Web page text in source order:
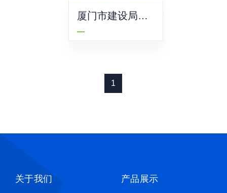
厦门市建设局示
范大楼
1
关于我们 产品展示